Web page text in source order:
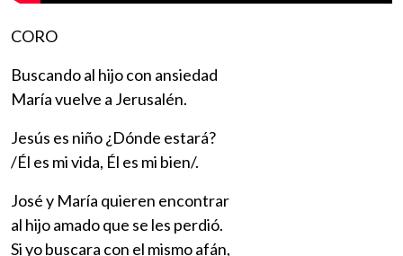
CORO
Buscando al hijo con ansiedad
María vuelve a Jerusalén.
Jesús es niño ¿Dónde estará?
/Él es mi vida, Él es mi bien/.
José y María quieren encontrar
al hijo amado que se les perdió.
Si yo buscara con el mismo afán,